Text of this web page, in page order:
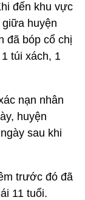
đến khu vực
huyện
đã bóp cổ chị
túi xách, 1
nạn nhân
huyện
sau khi
trước đó đã
11 tuổi.